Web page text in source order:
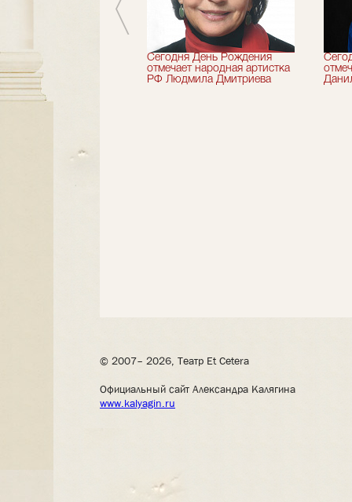
искусств
Николай Максимов
Сегодня День Рождения
отмечает народная артистка
РФ Людмила Дмитриева
© 2007– 2026, Театр Et Cetera
Официальный сайт Александра Калягина
www.kalyagin.ru